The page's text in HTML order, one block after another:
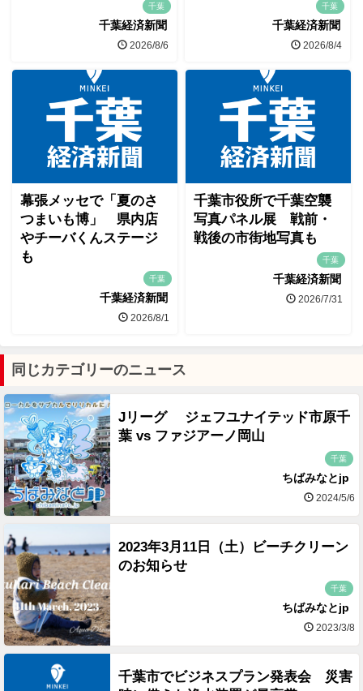
千葉
千葉経済新聞
2026/8/6
千葉
千葉経済新聞
2026/8/4
幕張メッセで「夏のさ
つまいも博」 県内店
やチーバくんステージ
も
千葉
千葉経済新聞
2026/8/1
千葉市役所で千葉空襲
写真パネル展 戦前・
戦後の市街地写真も
千葉
千葉経済新聞
2026/7/31
同じカテゴリーのニュース
Jリーグ ジェフユナイテッド市原千
葉 vs ファジアーノ岡山
千葉
ちばみなとjp
2024/5/6
2023年3月11日（土）ビーチクリーン
のお知らせ
千葉
ちばみなとjp
2023/3/8
千葉市でビジネスプラン発表会 災害